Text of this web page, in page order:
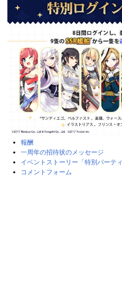
報酬
一周年の招待状のメッセージ
イベントストーリー「特別パーテ
コメントフォーム